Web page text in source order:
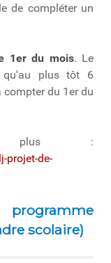
de compléter un
1er du mois. Le
plus tôt 6
compter du 1er du
plus :
projet-de-
scolaire)